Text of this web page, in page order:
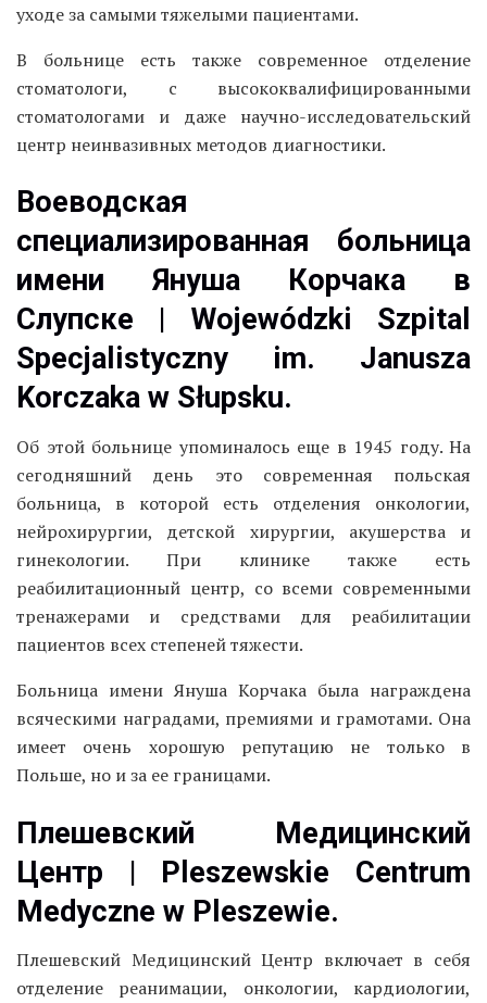
уходе за самыми тяжелыми пациентами.
В больнице есть также современное отделение
стоматологи, с высококвалифицированными
стоматологами и даже научно-исследовательский
центр неинвазивных методов диагностики.
Воеводская
специализированная больница
имени Януша Корчака в
Слупске | Wojewódzki Szpital
Specjalistyczny im. Janusza
Korczaka w Słupsku.
Об этой больнице упоминалось еще в 1945 году. На
сегодняшний день это современная польская
больница, в которой есть отделения онкологии,
нейрохирургии, детской хирургии, акушерства и
гинекологии. При клинике также есть
реабилитационный центр, со всеми современными
тренажерами и средствами для реабилитации
пациентов всех степеней тяжести.
Больница имени Януша Корчака была награждена
всяческими наградами, премиями и грамотами. Она
имеет очень хорошую репутацию не только в
Польше, но и за ее границами.
Плешевский Медицинский
Центр | Pleszewskie Centrum
Medyczne w Pleszewie.
Плешевский Медицинский Центр включает в себя
отделение реанимации, онкологии, кардиологии,